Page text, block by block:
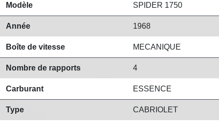
Modèle SPIDER 1750
Année 1968
Boîte de vitesse MECANIQUE
Nombre de rapports 4
Carburant ESSENCE
Type CABRIOLET